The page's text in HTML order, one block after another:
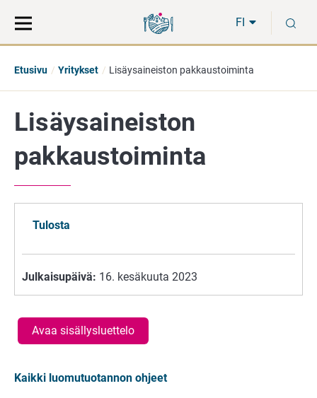
suoraan
sisältöön
koko
sivuston
FI
Etusivu Yritykset Lisäysaineiston pakkaustoiminta
Lisäysaineiston
pakkaustoiminta
Tulosta
Julkaisupäivä: 16. kesäkuuta 2023
Avaa sisällysluettelo
Kaikki luomutuotannon ohjeet